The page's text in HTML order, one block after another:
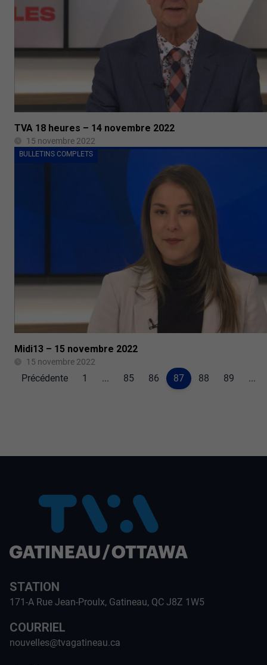
TVA 18 heures – 14 novembre 2022
15 novembre 2022
BULLETINS COMPLETS
Midi13 – 15 novembre 2022
15 novembre 2022
Précédente 1 ... 85 86 87 88 89 ...
STATION
171-A Rue Jean-Proulx, Gatineau, QC J8Z 1W5
COURRIEL
nouvelles@tvagatineau.ca